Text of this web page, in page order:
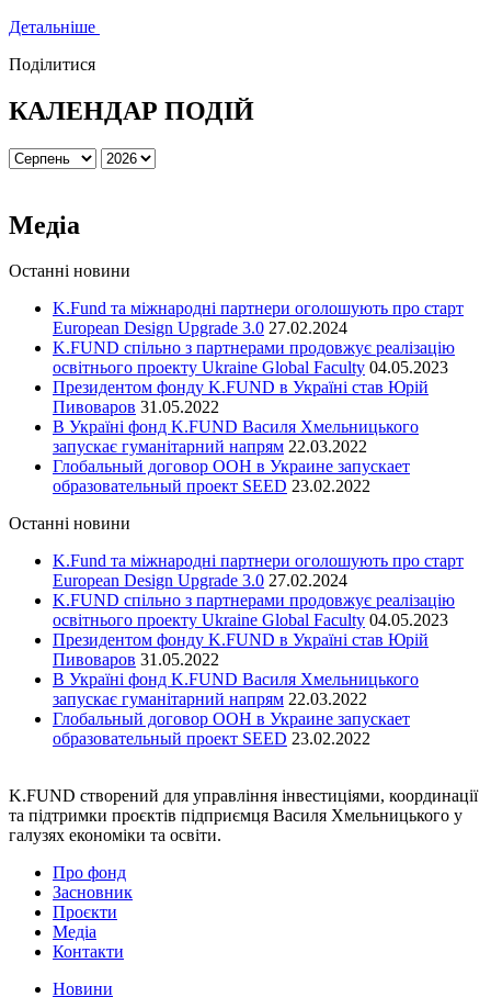
Детальніше
Поділитися
КАЛЕНДАР ПОДІЙ
Медіа
Останні новини
K.Fund та міжнародні партнери оголошують про старт
European Design Upgrade 3.0 27.02.2024
K.FUND спільно з партнерами продовжує реалізацію
освітнього проекту Ukraine Global Faculty 04.05.2023
Президентом фонду K.FUND в Україні став Юрій
Пивоваров 31.05.2022
В Україні фонд K.FUND Василя Хмельницького
запускає гуманітарний напрям 22.03.2022
Глобальный договор ООН в Украине запускает
образовательный проект SEED 23.02.2022
Останні новини
K.Fund та міжнародні партнери оголошують про старт
European Design Upgrade 3.0 27.02.2024
K.FUND спільно з партнерами продовжує реалізацію
освітнього проекту Ukraine Global Faculty 04.05.2023
Президентом фонду K.FUND в Україні став Юрій
Пивоваров 31.05.2022
В Україні фонд K.FUND Василя Хмельницького
запускає гуманітарний напрям 22.03.2022
Глобальный договор ООН в Украине запускает
образовательный проект SEED 23.02.2022
K.FUND створений для управління інвестиціями, координації
та підтримки проєктів підприємця Василя Хмельницького у
галузях економіки та освіти.
Про фонд
Засновник
Проєкти
Медіа
Контакти
Новини